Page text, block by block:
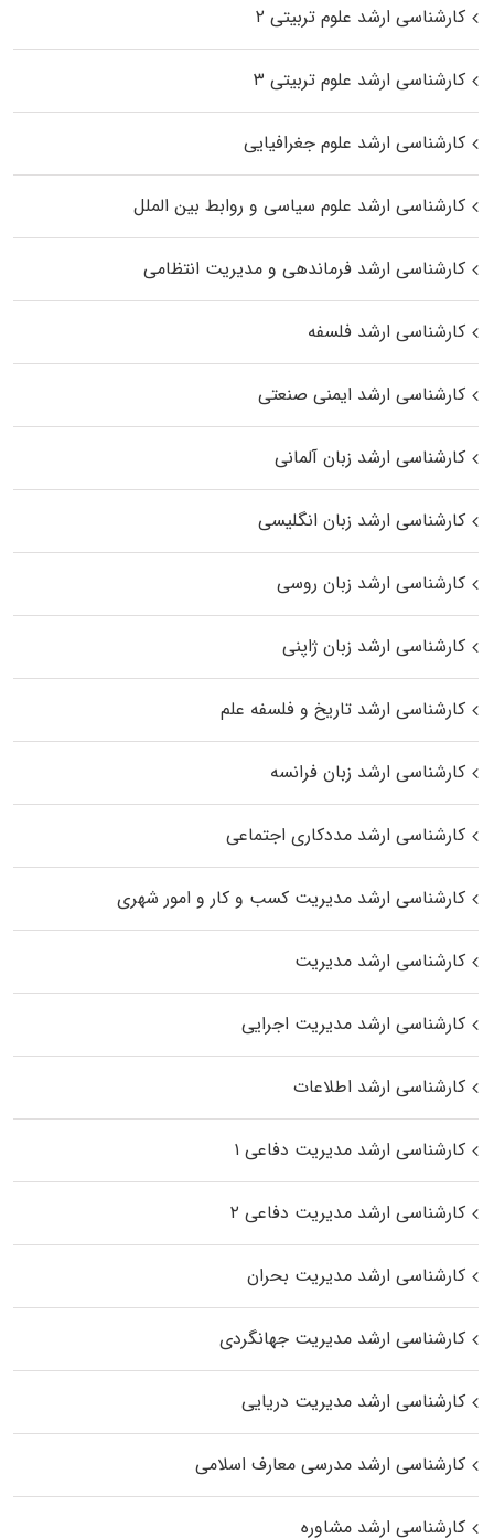
کارشناسی ارشد علوم تربیتی ۲
کارشناسی ارشد علوم تربیتی ۳
کارشناسی ارشد علوم جغرافیایی
کارشناسی ارشد علوم سیاسی و روابط بین الملل
کارشناسی ارشد فرماندهی و مدیریت انتظامی
کارشناسی ارشد فلسفه
کارشناسی ارشد ایمنی صنعتی
کارشناسی ارشد زبان آلمانی
کارشناسی ارشد زبان انگلیسی
کارشناسی ارشد زبان روسی
کارشناسی ارشد زبان ژاپنی
کارشناسی ارشد تاریخ و فلسفه علم
کارشناسی ارشد زبان فرانسه
کارشناسی ارشد مددکاری اجتماعی
کارشناسی ارشد مدیریت کسب و کار و امور شهری
کارشناسی ارشد مدیریت
کارشناسی ارشد مدیریت اجرایی
کارشناسی ارشد اطلاعات
کارشناسی ارشد مدیریت دفاعی ۱
کارشناسی ارشد مدیریت دفاعی ۲
کارشناسی ارشد مدیریت بحران
کارشناسی ارشد مدیریت جهانگردی
کارشناسی ارشد مدیریت دریایی
کارشناسی ارشد مدرسی معارف اسلامی
کارشناسی ارشد مشاوره